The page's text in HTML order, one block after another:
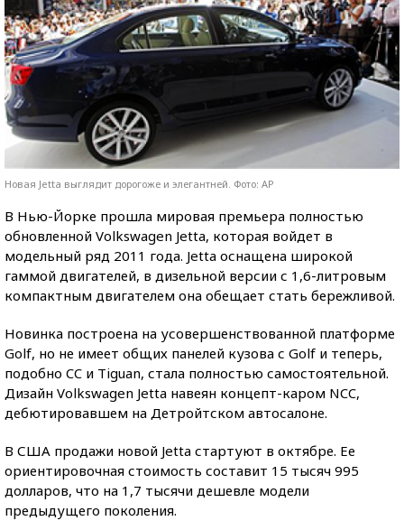
Новая Jetta выглядит дорогоже и элегантней. Фото: AP
В Нью-Йорке прошла мировая премьера полностью
обновленной Volkswagen Jetta, которая войдет в
модельный ряд 2011 года. Jetta оснащена широкой
гаммой двигателей, в дизельной версии с 1,6-литровым
компактным двигателем она обещает стать бережливой.
Новинка построена на усовершенствованной платформе
Golf, но не имеет общих панелей кузова с Golf и теперь,
подобно CC и Tiguan, стала полностью самостоятельной.
Дизайн Volkswagen Jetta навеян концепт-каром NCC,
дебютировавшем на Детройтском автосалоне.
В США продажи новой Jetta стартуют в октябре. Ее
ориентировочная стоимость составит 15 тысяч 995
долларов, что на 1,7 тысячи дешевле модели
предыдущего поколения.